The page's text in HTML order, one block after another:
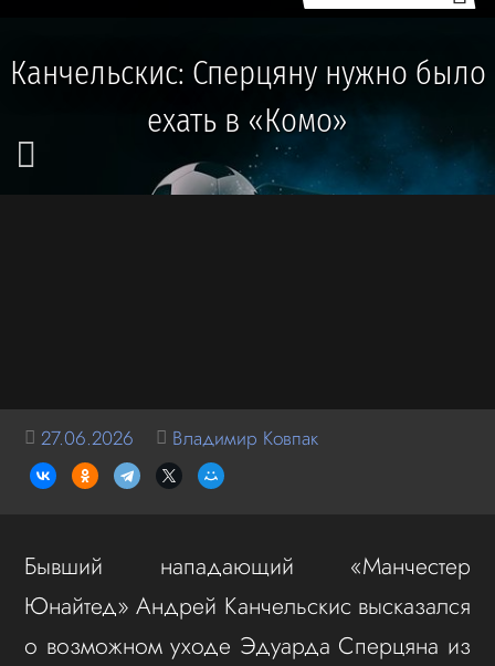
Канчельскис: Сперцяну нужно было
ехать в «Комо»
27.06.2026 Владимир Ковпак
Бывший нападающий «Манчестер
Юнайтед» Андрей Канчельскис высказался
о возможном уходе Эдуарда Сперцяна из